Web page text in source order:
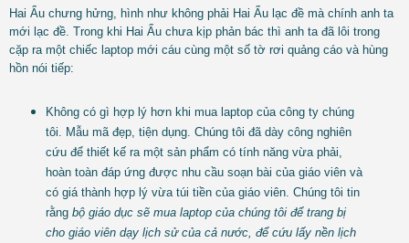
Hai Ẩu chưng hửng, hình như không phải Hai Ẩu lạc đề mà chính anh ta
mới lạc đề. Trong khi Hai Ẩu chưa kịp phản bác thì anh ta đã lôi trong
cặp ra một chiếc laptop mới cáu cùng một số tờ rơi quảng cáo và hùng
hồn nói tiếp:
Không có gì hợp lý hơn khi mua laptop của công ty chúng
tôi. Mẫu mã đẹp, tiện dụng. Chúng tôi đã dày công nghiên
cứu để thiết kế ra một sản phẩm có tính năng vừa phải,
hoàn toàn đáp ứng được nhu cầu soạn bài của giáo viên và
có giá thành hợp lý vừa túi tiền của giáo viên. Chúng tôi tin
rằng bộ giáo dục sẽ mua laptop của chúng tôi để trang bị
cho giáo viên dạy lịch sử của cả nước, để cứu lấy nền lịch